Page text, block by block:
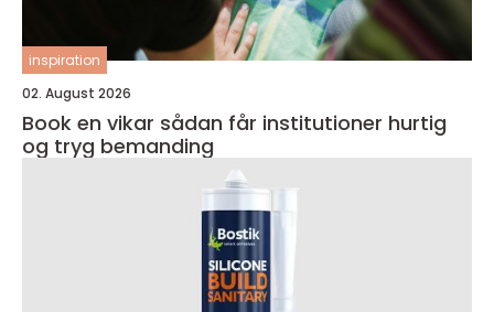
inspiration
02. August 2026
Book en vikar sådan får institutioner hurtig
og tryg bemanding